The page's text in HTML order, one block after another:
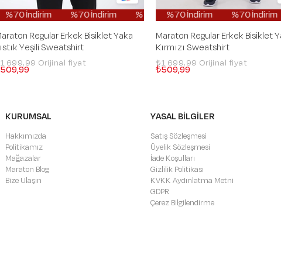
%70 İndirim %70 İndirim %70 İndirim %70 İndirim
%70 İndirim %70 İndirim %70 İndirim %70 İndirim
Regular Erkek Bisiklet Yaka
Yeşili Sweatshirt
%70 İndirim %70 İndirim
Maraton Regular Erkek Bisiklet
Kırmızı Sweatshirt
₺509,99
₺1.699,99
KURUMSAL
Hakkımızda
Politikamız
Mağazalar
Maraton Blog
Bize Ulaşın
YASAL BİLGİLER
Satış Sözleşmesi
Üyelik Sözleşmesi
İade Koşulları
Gizlilik Politikası
KVKK Aydınlatma Metni
GDPR
Çerez Bilgilendirme